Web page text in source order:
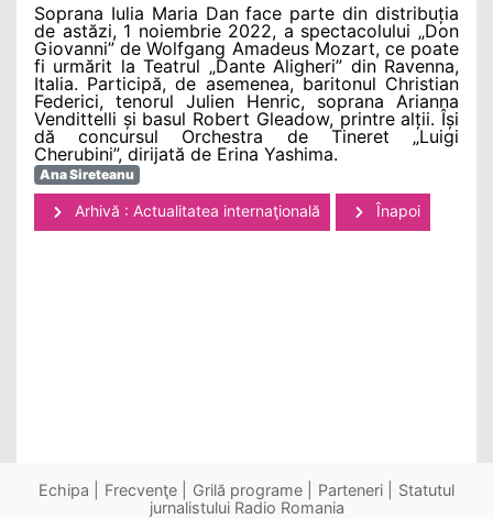
Soprana Iulia Maria Dan face parte din distribuția
de astăzi, 1 noiembrie 2022, a spectacolului „Don
Giovanni” de Wolfgang Amadeus Mozart, ce poate
fi urmărit la Teatrul „Dante Aligheri” din Ravenna,
Italia. Participă, de asemenea, baritonul Christian
Federici, tenorul Julien Henric, soprana Arianna
Vendittelli și basul Robert Gleadow, printre alții. Își
dă concursul Orchestra de Tineret „Luigi
Cherubini”, dirijată de Erina Yashima.
Ana Sireteanu
Arhivă : Actualitatea internaţională Înapoi
Echipa Frecvenţe Grilă programe Parteneri
Statutul
jurnalistului Radio Romania